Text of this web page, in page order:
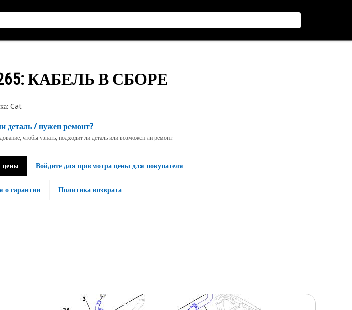
: КАБЕЛЬ В СБОРЕ
Cat
деталь / нужен ремонт?
чтобы узнать, подходит ли деталь или возможен ли ремонт.
цены Войдите для просмотра цены для покупателя
гарантии Политика возврата